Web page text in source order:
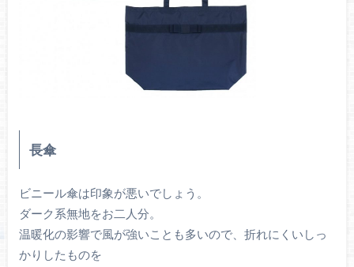
長傘
ビニール傘は印象が悪いでしょう。
ダーク系無地をお二人分。
温暖化の影響で風が強いことも多いので、折れにくいしっ
かりしたものを